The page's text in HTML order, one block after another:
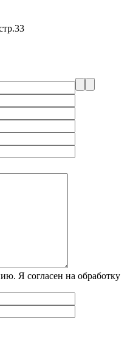
Я согласен на обработку